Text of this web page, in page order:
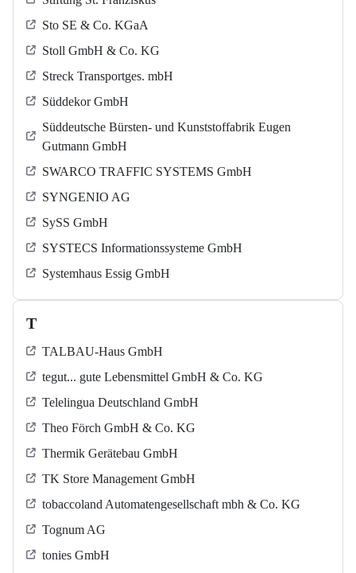
Sto SE & Co. KGaA
Stoll GmbH & Co. KG
Streck Transportges. mbH
Süddekor GmbH
Süddeutsche Bürsten- und Kunststoffabrik Eugen
Gutmann GmbH
SWARCO TRAFFIC SYSTEMS GmbH
SYNGENIO AG
SySS GmbH
SYSTECS Informationssysteme GmbH
Systemhaus Essig GmbH
T
TALBAU-Haus GmbH
tegut... gute Lebensmittel GmbH & Co. KG
Telelingua Deutschland GmbH
Theo Förch GmbH & Co. KG
Thermik Gerätebau GmbH
TK Store Management GmbH
tobaccoland Automatengesellschaft mbh & Co. KG
Tognum AG
tonies GmbH